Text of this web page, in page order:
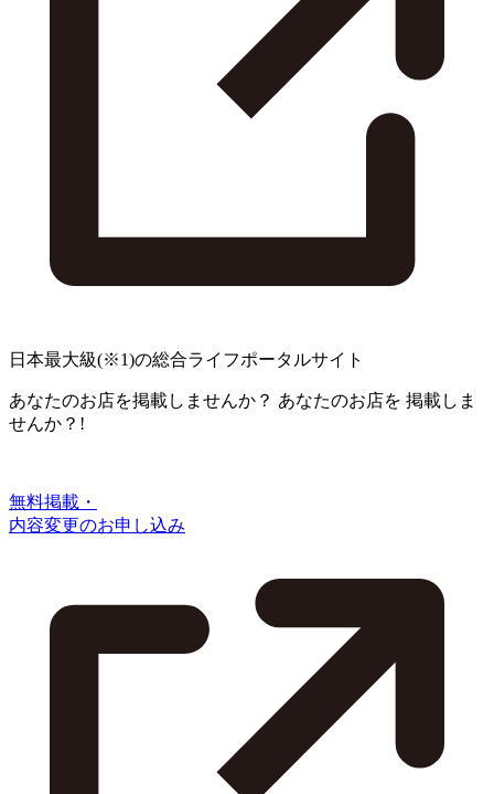
日本最大級(※1)の総合ライフポータルサイト
あなたのお店を掲載しませんか？ あなたのお店を 掲載しま
せんか？!
無料掲載・
内容変更のお申し込み